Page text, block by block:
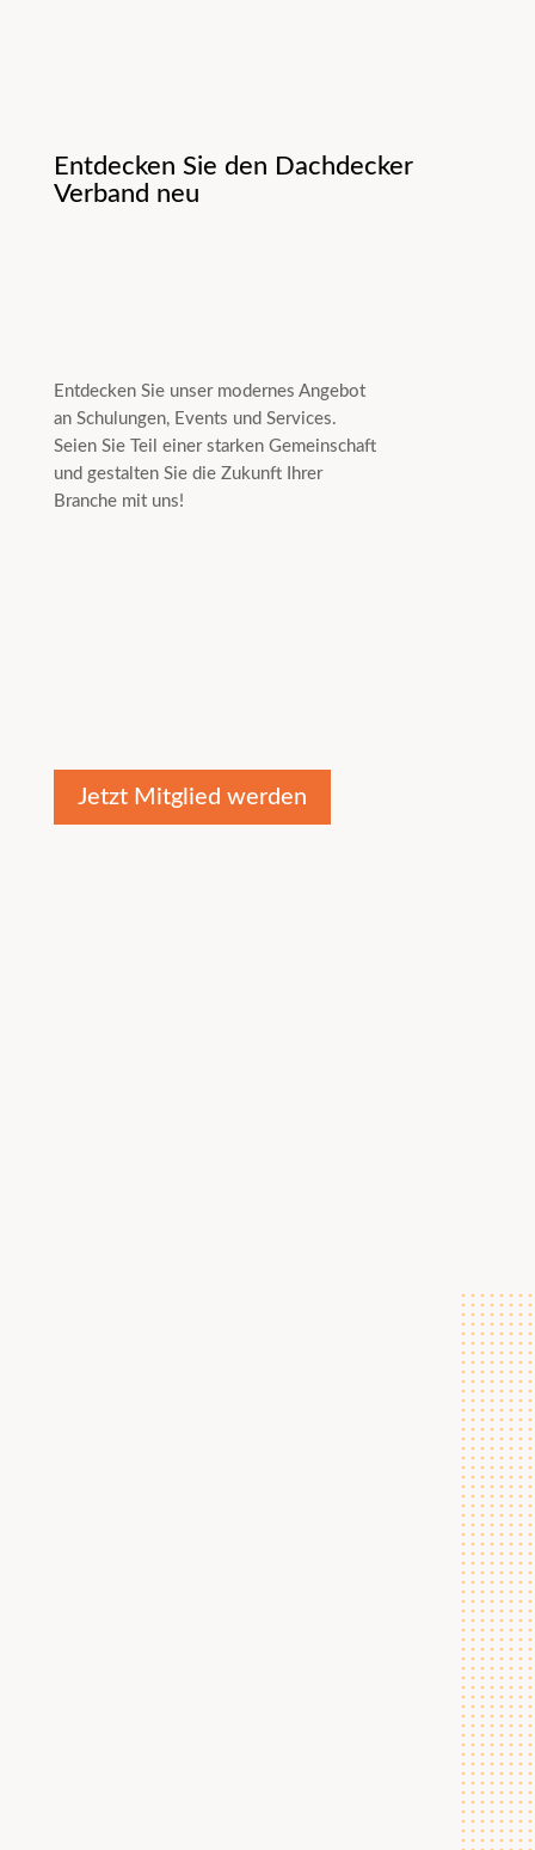
Entdecken Sie den Dachdecker
Verband neu
Entdecken Sie unser modernes Angebot
an Schulungen, Events und Services.
Seien Sie Teil einer starken Gemeinschaft
und gestalten Sie die Zukunft Ihrer
Branche mit uns!
Jetzt Mitglied werden